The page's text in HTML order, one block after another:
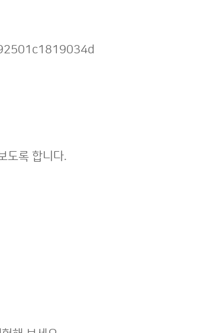
도록 합니다.